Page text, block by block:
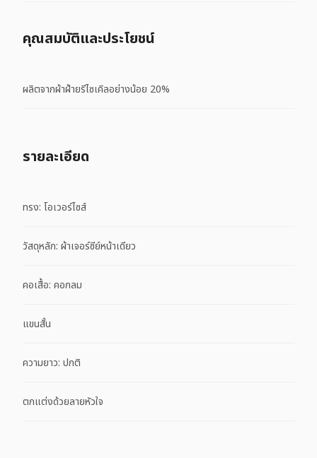
คุณสมบัติและประโยชน์
ผลิตจากผ้าฝ้ายรีไซเคิลอย่างน้อย 20%
รายละเอียด
ทรง: โอเวอร์ไซส์
วัสดุหลัก: ผ้าเจอร์ซีย์หน้าเดียว
คอเสื้อ: คอกลม
แขนสั้น
ความยาว: ปกติ
ตกแต่งด้วยลายหัวใจ